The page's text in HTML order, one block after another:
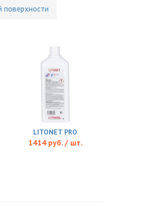
поверхности
LITONET PRO
1414 руб. / шт.